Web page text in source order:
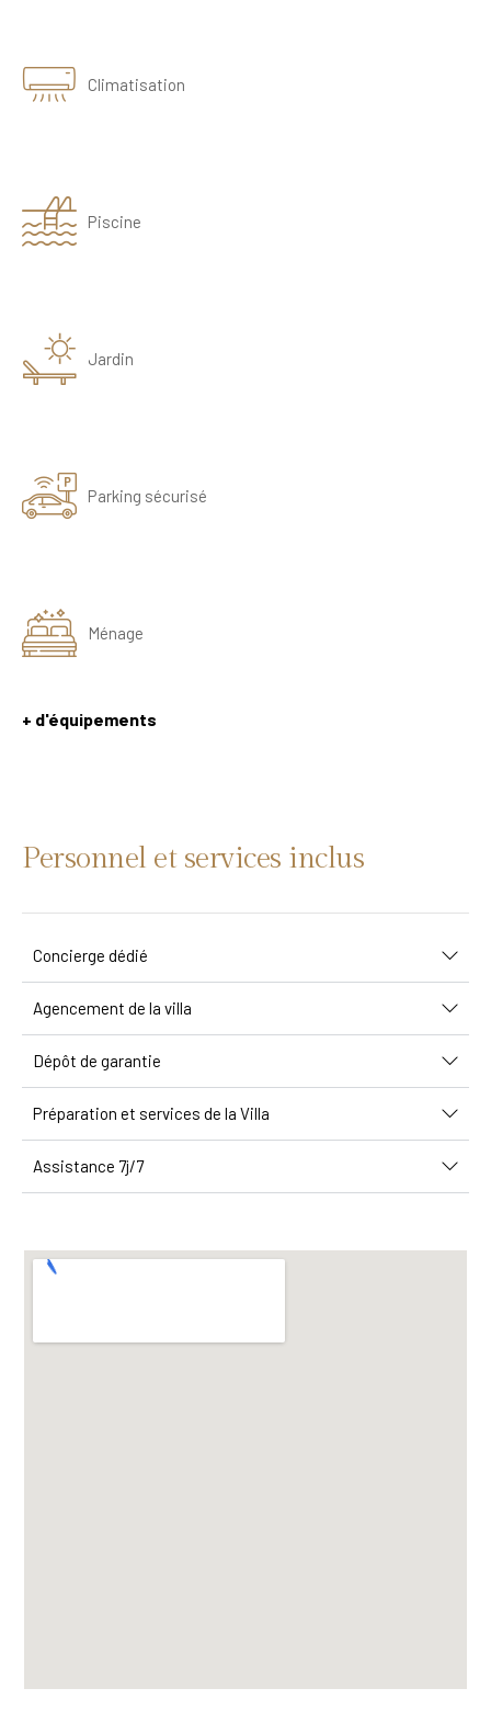
Climatisation
Piscine
Jardin
Parking sécurisé
Ménage
+ d'équipements
Personnel et services inclus
Concierge dédié
Agencement de la villa
Dépôt de garantie
Préparation et services de la Villa
Assistance 7j/7